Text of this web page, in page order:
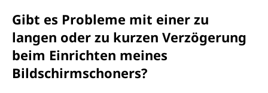
Gibt es Probleme mit einer zu
langen oder zu kurzen Verzögerung
beim Einrichten meines
Bildschirmschoners?